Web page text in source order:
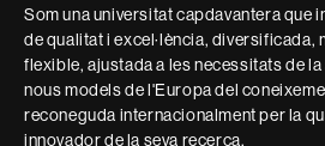
Som una universitat capdavantera que
de qualitat i excel·lència, diversificada,
flexible, ajustada a les necessitats de
nous models de l'Europa del
reconeguda internacionalment per la
innovador de la seva recerca.